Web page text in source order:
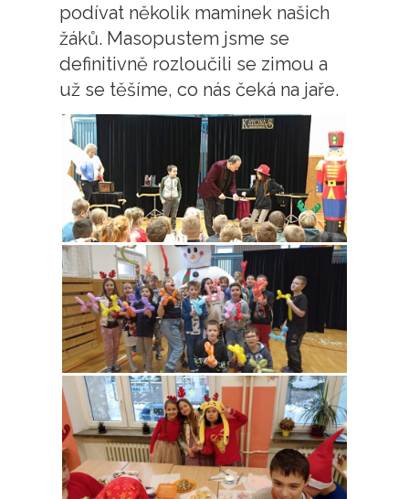
podívat několik maminek našich
žáků. Masopustem jsme se
definitivně rozloučili se zimou a
už se těšíme, co nás čeká na jaře.